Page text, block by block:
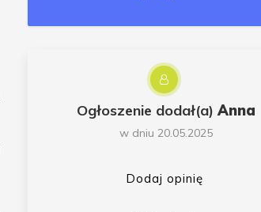
Ogłoszenie dodał(a)Anna
w dniu 20.05.2025
Dodaj opinię